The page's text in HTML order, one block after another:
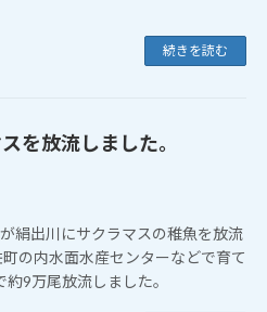
続きを読む
を放流しました。
絹出川にサクラマスの稚魚を放流
の内水面水産センターなどで育て
9万尾放流しました。